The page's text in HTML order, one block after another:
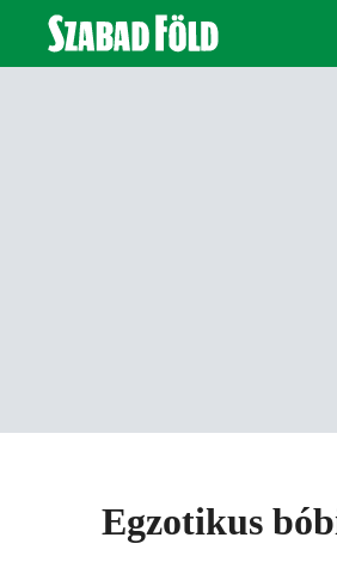
Egzotikus